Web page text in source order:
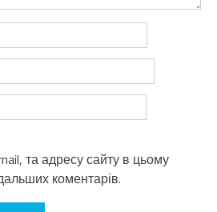
та адресу сайту в цьому
коментарів.